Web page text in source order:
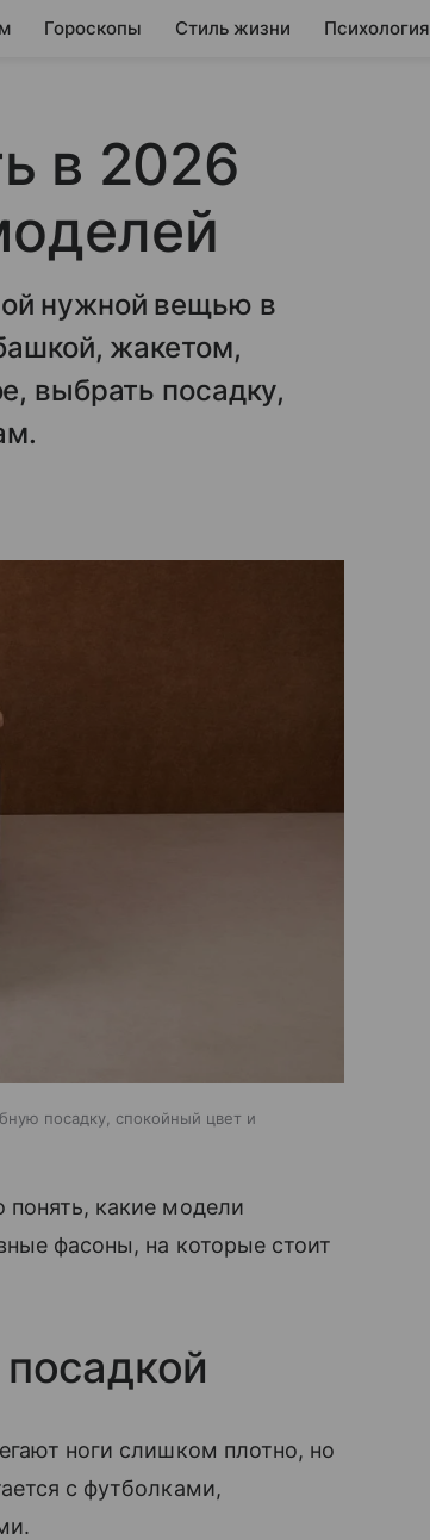
Гороскопы Стиль жизни Психология
в 2026
нужной вещью в
жакетом,
выбрать посадку,
посадку, спокойный цвет и
какие модели
фасоны, на которые стоит
ноги слишком плотно, но
с футболками,